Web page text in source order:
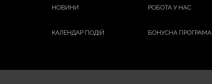
НОВИНИ РОБОТА У НАС
КАЛЕНДАР ПОДІЙ БОНУСНА ПРОГРАМА